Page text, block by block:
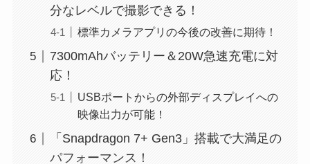
分なレベルで撮影できる！
標準カメラアプリの今後の改善に期待！
7300mAhバッテリー＆20W急速充電に対
応！
USBポートからの外部ディスプレイへの
映像出力が可能！
「Snapdragon 7+ Gen3」搭載で大満足の
パフォーマンス！